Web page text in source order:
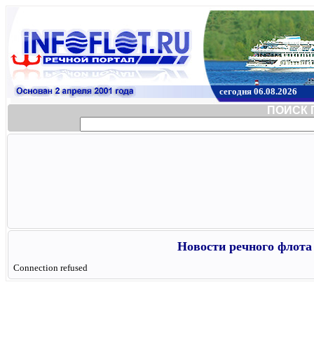
сегодня 06.08.2026
ПОИСК
Новости речного
Connection refused